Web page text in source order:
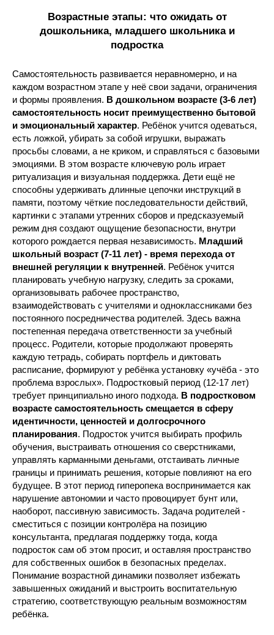
Возрастные этапы: что ожидать от
дошкольника, младшего школьника и
подростка
Самостоятельность развивается неравномерно, и на
каждом возрастном этапе у неё свои задачи, ограничения
и формы проявления. В дошкольном возрасте (3-6 лет)
самостоятельность носит преимущественно бытовой
и эмоциональный характер. Ребёнок учится одеваться,
есть ложкой, убирать за собой игрушки, выражать
просьбы словами, а не криком, и справляться с базовыми
эмоциями. В этом возрасте ключевую роль играет
ритуализация и визуальная поддержка. Дети ещё не
способны удерживать длинные цепочки инструкций в
памяти, поэтому чёткие последовательности действий,
картинки с этапами утренних сборов и предсказуемый
режим дня создают ощущение безопасности, внутри
которого рождается первая независимость. Младший
школьный возраст (7-11 лет) - время перехода от
внешней регуляции к внутренней. Ребёнок учится
планировать учебную нагрузку, следить за сроками,
организовывать рабочее пространство,
взаимодействовать с учителями и одноклассниками без
постоянного посредничества родителей. Здесь важна
постепенная передача ответственности за учебный
процесс. Родители, которые продолжают проверять
каждую тетрадь, собирать портфель и диктовать
расписание, формируют у ребёнка установку «учёба - это
проблема взрослых». Подростковый период (12-17 лет)
требует принципиально иного подхода. В подростковом
возрасте самостоятельность смещается в сферу
идентичности, ценностей и долгосрочного
планирования. Подросток учится выбирать профиль
обучения, выстраивать отношения со сверстниками,
управлять карманными деньгами, отстаивать личные
границы и принимать решения, которые повлияют на его
будущее. В этот период гиперопека воспринимается как
нарушение автономии и часто провоцирует бунт или,
наоборот, пассивную зависимость. Задача родителей -
сместиться с позиции контролёра на позицию
консультанта, предлагая поддержку тогда, когда
подросток сам об этом просит, и оставляя пространство
для собственных ошибок в безопасных пределах.
Понимание возрастной динамики позволяет избежать
завышенных ожиданий и выстроить воспитательную
стратегию, соответствующую реальным возможностям
ребёнка.